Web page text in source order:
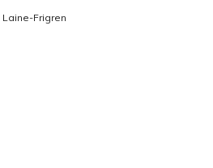
Frigren